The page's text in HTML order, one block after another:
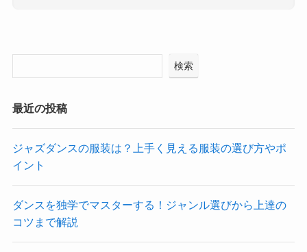
検索
最近の投稿
ジャズダンスの服装は？上手く見える服装の選び方やポ
イント
ダンスを独学でマスターする！ジャンル選びから上達の
コツまで解説